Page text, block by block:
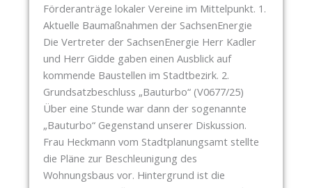
Förderanträge lokaler Vereine im Mittelpunkt. 1.
Aktuelle Baumaßnahmen der SachsenEnergie
Die Vertreter der SachsenEnergie Herr Kadler
und Herr Gidde gaben einen Ausblick auf
kommende Baustellen im Stadtbezirk. 2.
Grundsatzbeschluss „Bauturbo“ (V0677/25)
Über eine Stunde war dann der sogenannte
„Bauturbo“ Gegenstand unserer Diskussion.
Frau Heckmann vom Stadtplanungsamt stellte
die Pläne zur Beschleunigung des
Wohnungsbaus vor. Hintergrund ist die